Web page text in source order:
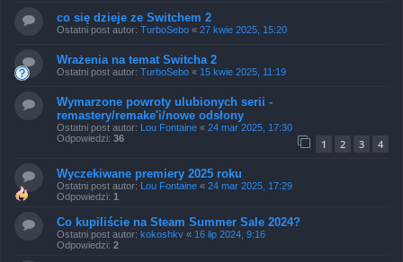
co się dzieje ze Switchem 2
Ostatni post autor: TurboSebo « 27 kwie 2025, 15:20
Wrażenia na temat Switcha 2
Ostatni post autor: TurboSebo « 15 kwie 2025, 11:19
Wymarzone powroty ulubionych serii -
remastery/remake'i/nowe odsłony
Ostatni post autor: Lou Fontaine « 24 mar 2025, 17:30
Odpowiedzi: 36 1 2 3 4
Wyczekiwane premiery 2025 roku
Ostatni post autor: Lou Fontaine « 24 mar 2025, 17:29
Odpowiedzi: 1
Co kupiliście na Steam Summer Sale 2024?
Ostatni post autor: kokoshkv « 16 lip 2024, 9:16
Odpowiedzi: 2